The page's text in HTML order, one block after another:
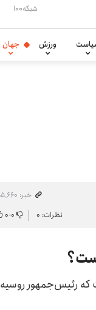
شبکه۱۰۰
ورزش جهان
خبر: ۱۵۵٬۶۶۰
نظرات: ۰ ۰-۰
که رئیس‌جمهور روسیه